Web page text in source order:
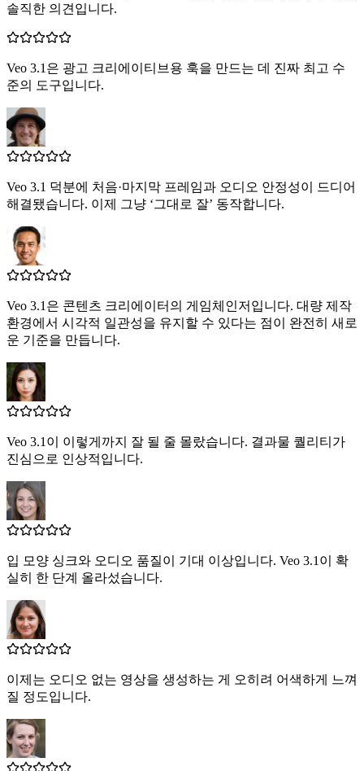
솔직한 의견입니다.
Veo 3.1은 광고 크리에이티브용 훅을 만드는 데 진짜 최고 수
준의 도구입니다.
Veo 3.1 덕분에 처음·마지막 프레임과 오디오 안정성이 드디어
해결됐습니다. 이제 그냥 ‘그대로 잘’ 동작합니다.
Veo 3.1은 콘텐츠 크리에이터의 게임체인저입니다. 대량 제작
환경에서 시각적 일관성을 유지할 수 있다는 점이 완전히 새로
운 기준을 만듭니다.
Veo 3.1이 이렇게까지 잘 될 줄 몰랐습니다. 결과물 퀄리티가
진심으로 인상적입니다.
입 모양 싱크와 오디오 품질이 기대 이상입니다. Veo 3.1이 확
실히 한 단계 올라섰습니다.
이제는 오디오 없는 영상을 생성하는 게 오히려 어색하게 느껴
질 정도입니다.